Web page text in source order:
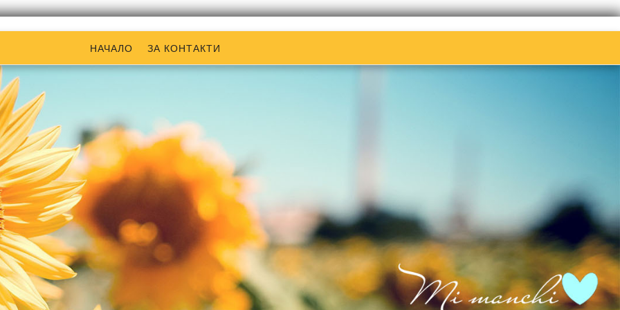
НАЧАЛО ЗА КОНТАКТИ